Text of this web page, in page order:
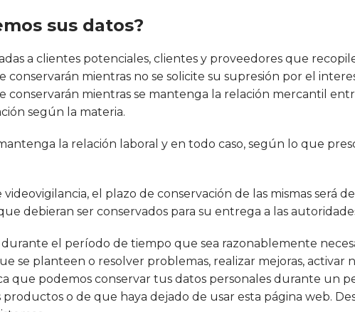
sus datos?
a clientes potenciales, clientes y proveedores que
mientras no se solicite su supresión por el
conservarán mientras se mantenga la relación mercantil
según la materia.
la relación laboral y en todo caso, según lo que
el plazo de conservación de las mismas será
debieran ser conservados para su entrega a las
el período de tiempo que sea razonablemente
se planteen o resolver problemas, realizar mejoras, activar
que podemos conservar tus datos personales durante un
o de que haya dejado de usar esta página web.